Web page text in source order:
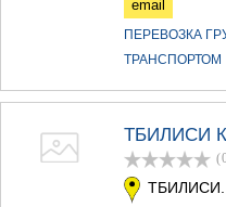
email
ПЕРЕВОЗКА
ТРАНСПОРТОМ
ТБИЛИСИ